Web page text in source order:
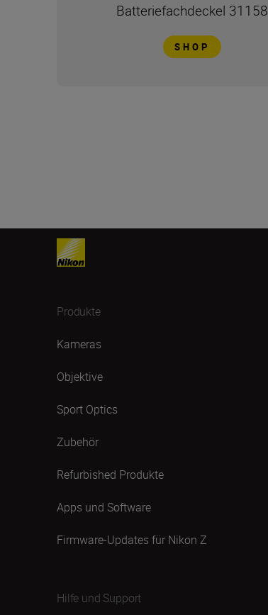
Batteriefachdeckel 31158
SHOP
Produkte
Kameras
Objektive
Sport Optics
Zubehör
Refurbished Produkte
Apps und Software
Firmware-Updates für Nikon Z
Hilfe und Support